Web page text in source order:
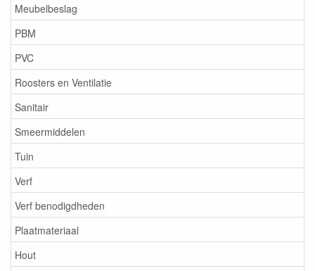
Meubelbeslag
PBM
PVC
Roosters en Ventilatie
Sanitair
Smeermiddelen
Tuin
Verf
Verf benodigdheden
Plaatmateriaal
Hout